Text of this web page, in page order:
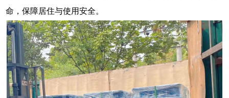
命，保障居住与使用安全。